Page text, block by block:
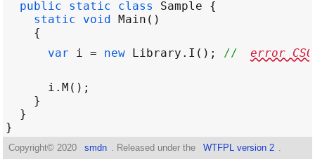
public
static class Sample
static
void Main
var
i = new Library . I (); // error
i . M
Copyright© 2020 smdn . Released under the WTFPL version 2 .